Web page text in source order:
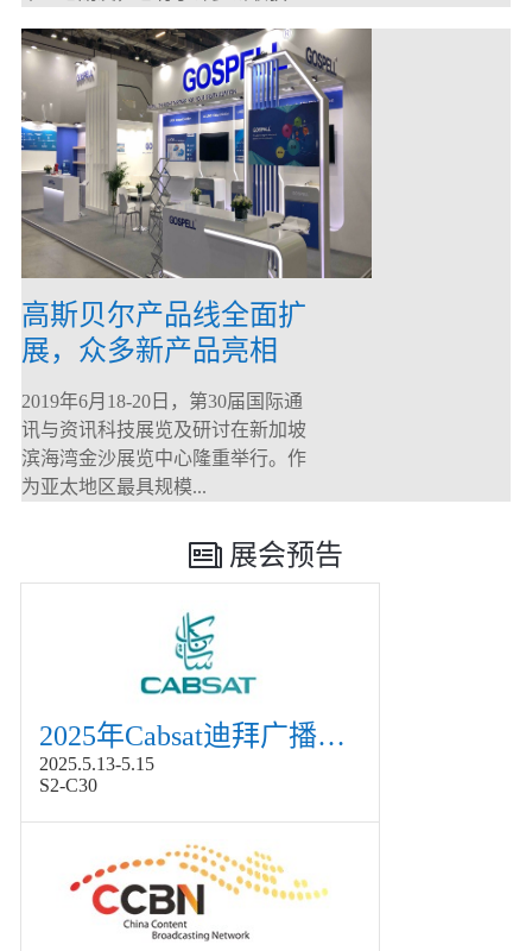
高斯贝尔产品线全面扩
展，众多新产品亮相
CommunicAsia 2019
2019年6月18-20日，第30届国际通
讯与资讯科技展览及研讨在新加坡
滨海湾金沙展览中心隆重举行。作
为亚太地区最具规模...
展会预告
2025年Cabsat迪拜广播电视展
2025.5.13-5.15
S2-C30